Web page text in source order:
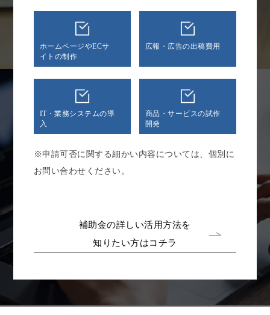
ホームページやECサ
イトの制作
広報・広告の出稿費用
IT・業務システムの導
入
商品・サービスの試作
開発
※申請可否に関する細かい内容については、個別に
お問い合わせください。
補助金の詳しい活用方法を
知りたい方はコチラ